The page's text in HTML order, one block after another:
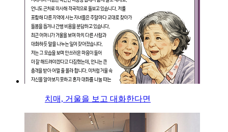
치매, 거울을 보고 대화한다면